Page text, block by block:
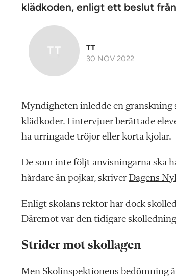
klädkoden, enligt ett beslut
TT
30 NOV 2022
Myndigheten inledde en
klädkoder. I intervjuer berättade
ha urringade tröjor eller korta kjolar.
De som inte följt anvisningarna ska
hårdare än pojkar, skriver Dagens
Enligt skolans rektor har dock
Däremot var den tidigare
Strider mot skollagen
Men Skolinspektionens bedömning